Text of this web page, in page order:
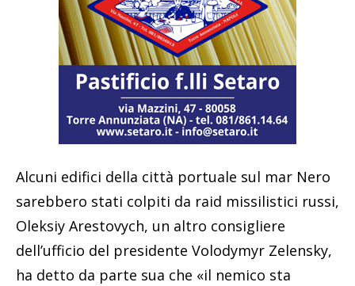
Alcuni edifici della città portuale sul mar Nero
sarebbero stati colpiti da raid missilistici russi,
Oleksiy Arestovych, un altro consigliere
dell’ufficio del presidente Volodymyr Zelensky,
ha detto da parte sua che «il nemico sta